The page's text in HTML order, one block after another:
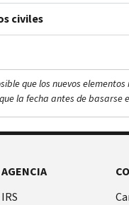
civiles
que los nuevos
la fecha antes de basarse